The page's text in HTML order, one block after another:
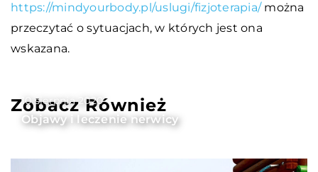
https://mindyourbody.pl/uslugi/fizjoterapia/można
przeczytać o sytuacjach, w których jest ona
wskazana.
Zobacz Również
10 sierpnia 2020
Objawy i leczenie nerwicy